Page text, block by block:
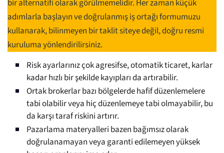
bir alternatifi olarak görülmemelidir. Her zaman küçük
adımlarla başlayın ve doğrulanmış iş ortağı formumuzu
kullanarak, bilinmeyen bir taklit siteye değil, doğru resmi
kuruluma yönlendirilirsiniz.
Risk ayarlarınız çok agresifse, otomatik ticaret, karlar
kadar hızlı bir şekilde kayıpları da artırabilir.
Ortak brokerlar bazı bölgelerde hafif düzenlemelere
tabi olabilir veya hiç düzenlemeye tabi olmayabilir, bu
da karşı taraf riskini artırır.
Pazarlama materyalleri bazen bağımsız olarak
doğrulanamayan veya garanti edilemeyen yüksek